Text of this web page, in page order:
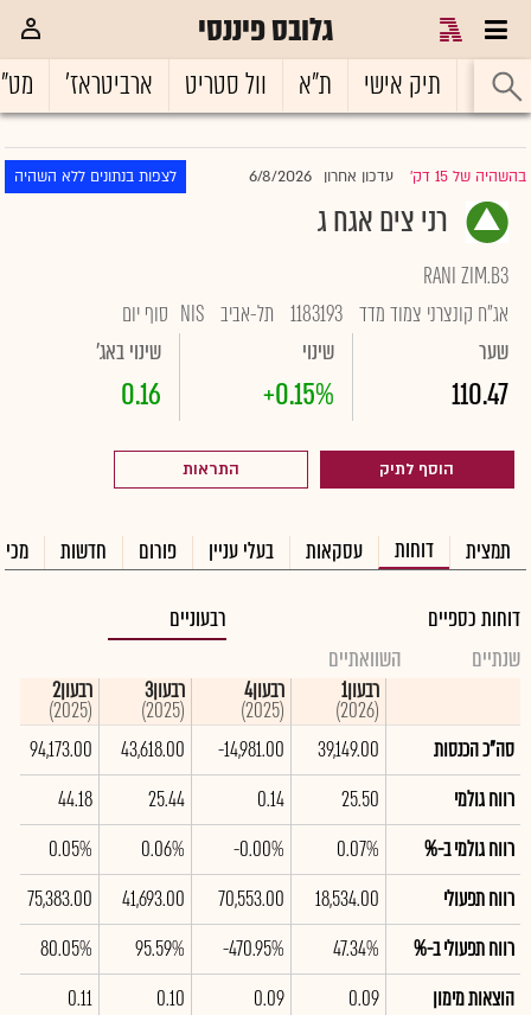
גלובס פיננסי
ראשי תיק אישי ת"א וול סטריט ארביטראז'
בהשהיה של 15 דק' |עדכון אחרון 6/8/2026 לצפות בנתונים ללא השהיה
רני צים אגח ג
RANI ZIM.B3
אג"ח קונצרני צמוד מדד 1183193 תל-אביב NIS סוף יום
שער
110.47
שינוי
+0.15%
שינוי באג'
0.16
הוסף לתיק התראות
תמצית דוחות עסקאות בעלי עניין פורום חדשות
דוחות כספיים
רבעוניים
שנתיים
השוואתיים
רבעון1
(2026)
רבעון4
(2025)
רבעון3
(2025)
רבעון2
(2025)
סה"כ הכנסות
39,149.00
-14,981.00
43,618.00
94,173.00
רווח גולמי
25.50
0.14
25.44
44.18
רווח גולמי ב-%
0.07%
-0.00%
0.06%
0.05%
רווח תפעולי
18,534.00
70,553.00
41,693.00
75,383.00
רווח תפעולי ב-%
47.34%
-470.95%
95.59%
80.05%
הוצאות מימון
0.09
0.09
0.10
0.11